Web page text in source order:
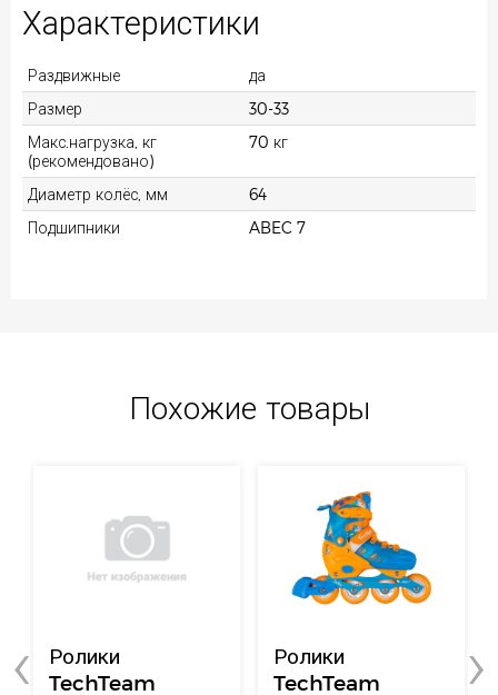
Характеристики
Раздвижные
да
Размер
30-33
Макс.нагрузка, кг
(рекомендовано)
70 кг
Диаметр колёс, мм
64
Подшипники
ABEC 7
Похожие товары
Ролики
TechTeam
Ролики
TechTeam
‹ ›